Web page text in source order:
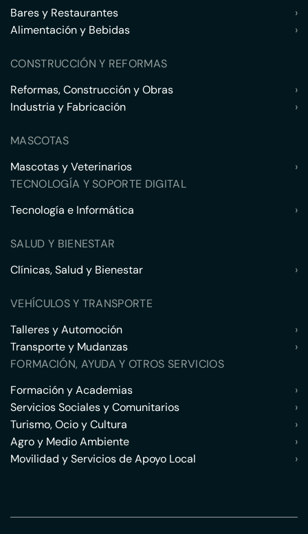
Bares y Restaurantes
›
Alimentación y Bebidas
›
CONSTRUCCIÓN Y REFORMAS
Reformas, Construcción y Obras
›
Industria y Fabricación
›
MASCOTAS
Mascotas y Veterinarios
›
TECNOLOGÍA Y SOPORTE DIGITAL
Tecnología e Informática
›
SALUD Y BIENESTAR
Clínicas, Salud y Bienestar
›
VEHÍCULOS Y TRANSPORTE
Talleres y Automoción
›
Transporte y Mudanzas
›
FORMACIÓN, AYUDA Y OTROS SERVICIOS
Formación y Academias
›
Servicios Sociales y Comunitarios
›
Turismo, Ocio y Cultura
›
Agro y Medio Ambiente
›
Movilidad y Servicios de Apoyo Local
›